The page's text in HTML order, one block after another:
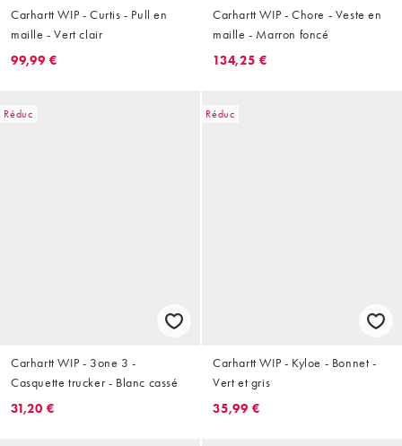
Carhartt WIP - Curtis - Pull en
maille - Vert clair
99,99 €
Carhartt WIP - Chore - Veste en
maille - Marron foncé
134,25 €
Réduc
Carhartt WIP - 3one 3 -
Casquette trucker - Blanc cassé
31,20 €
Réduc
Carhartt WIP - Kyloe - Bonnet -
Vert et gris
35,99 €